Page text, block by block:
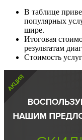
В таблице
популярных
шире.
Итоговая
результатам
Стоимость